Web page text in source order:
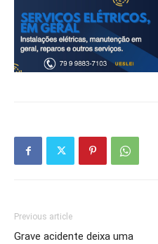
Previous article
Grave acidente deixa uma